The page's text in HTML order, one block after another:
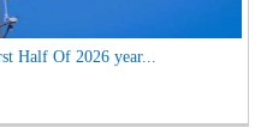
Half Of 2026 year...